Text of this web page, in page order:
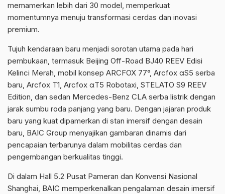
memamerkan lebih dari 30 model, memperkuat
momentumnya menuju transformasi cerdas dan inovasi
premium.
Tujuh kendaraan baru menjadi sorotan utama pada hari
pembukaan, termasuk Beijing Off-Road BJ40 REEV Edisi
Kelinci Merah, mobil konsep ARCFOX 77°, Arcfox αS5 serba
baru, Arcfox T1, Arcfox αT5 Robotaxi, STELATO S9 REEV
Edition, dan sedan Mercedes-Benz CLA serba listrik dengan
jarak sumbu roda panjang yang baru. Dengan jajaran produk
baru yang kuat dipamerkan di stan imersif dengan desain
baru, BAIC Group menyajikan gambaran dinamis dari
pencapaian terbarunya dalam mobilitas cerdas dan
pengembangan berkualitas tinggi.
Di dalam Hall 5.2 Pusat Pameran dan Konvensi Nasional
Shanghai, BAIC memperkenalkan pengalaman desain imersif